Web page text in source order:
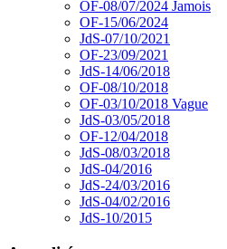
OF-08/07/2024 Jamois
OF-15/06/2024
JdS-07/10/2021
OF-23/09/2021
JdS-14/06/2018
OF-08/10/2018
OF-03/10/2018 Vague
JdS-03/05/2018
OF-12/04/2018
JdS-08/03/2018
JdS-04/2016
JdS-24/03/2016
JdS-04/02/2016
JdS-10/2015